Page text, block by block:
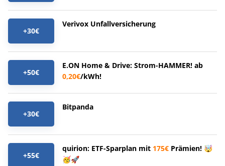
+30€
Verivox Unfallversicherung
+50€
E.ON Home & Drive: Strom-HAMMER! ab
0,20€/kWh!
+30€
Bitpanda
+55€
quirion: ETF-Sparplan mit 175€ Prämien! 🤯
🥳🚀